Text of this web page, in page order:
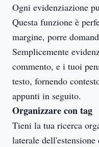
Ogni evidenziazione
Questa funzione è
margine, porre
Semplicemente
commento, e i tuoi
testo, fornendo
appunti in seguito.
Organizzare con tag
Tieni la tua ricerca
laterale